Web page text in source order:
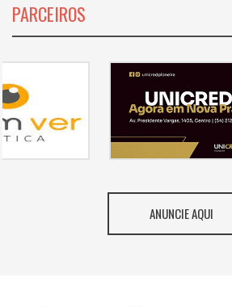
PARCEIROS
ANUNCIE AQUI